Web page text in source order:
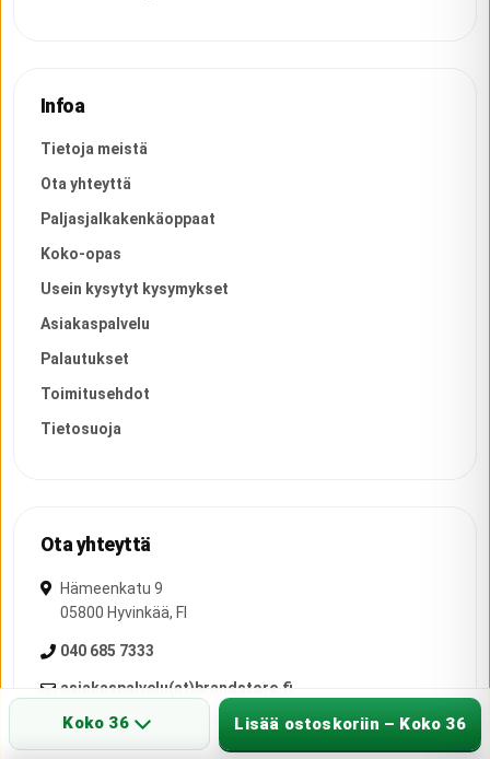
Koko 36 Lisää ostoskoriin – Koko 36
Infoa
Tietoja meistä
Ota yhteyttä
Paljasjalkakenkäoppaat
Koko-opas
Usein kysytyt kysymykset
Asiakaspalvelu
Palautukset
Toimitusehdot
Tietosuoja
Ota yhteyttä
Hämeenkatu 9
05800 Hyvinkää, FI
040 685 7333
asiakaspalvelu(at)brandstore.fi